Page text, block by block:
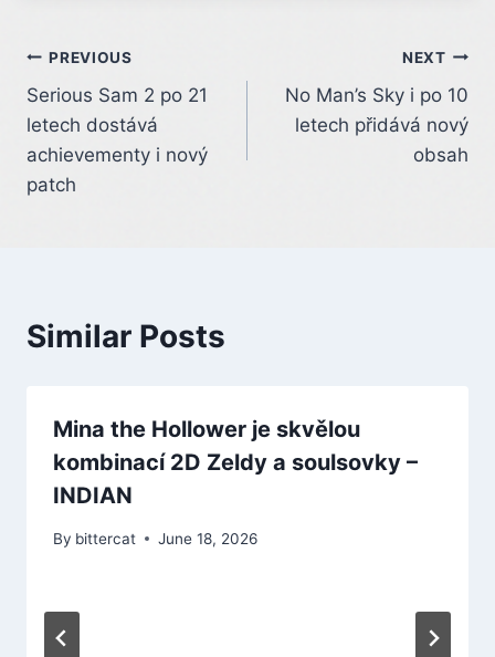
Post
navigation
PREVIOUS
Serious Sam 2 po 21
letech dostává
achievementy i nový
patch
NEXT
No Man’s Sky i po 10
letech přidává nový
obsah
Similar Posts
Mina the Hollower je skvělou
kombinací 2D Zeldy a soulsovky –
INDIAN
By bittercat June 18, 2026